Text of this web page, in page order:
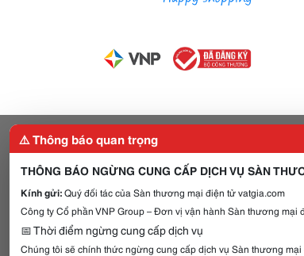
⚠️ Thông báo quan trọng
THÔNG BÁO NGỪNG CUNG CẤP DỊCH VỤ SÀN
Kính gửi:Quý đối tác của Sàn thương mại điện tử vatgia.com
Công ty Cổ phần VNP Group – Đơn vị vận hành Sàn thương mại
📅 Thời điểm ngừng cung cấp dịch vụ
Chúng tôi sẽ chính thức ngừng cung cấp dịch vụ Sàn thương